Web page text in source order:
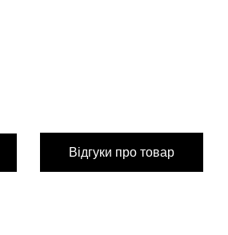
102 см 102 см
Відгуки про товар